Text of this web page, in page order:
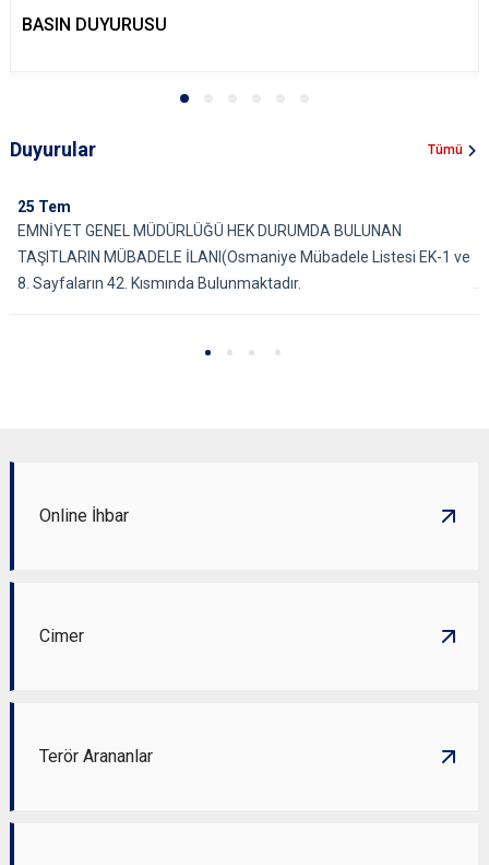
BASIN DUYURUSU
Duyurular Tümü
25 Tem
EMNİYET GENEL MÜDÜRLÜĞÜ HEK DURUMDA BULUNAN
TAŞITLARIN MÜBADELE İLANI(Osmaniye Mübadele Listesi EK-1 ve
8. Sayfaların 42. Kısmında Bulunmaktadır.
Online İhbar
Cimer
Terör Arananlar